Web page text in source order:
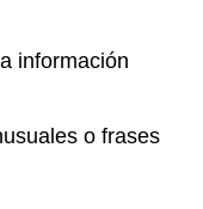
información
o frases